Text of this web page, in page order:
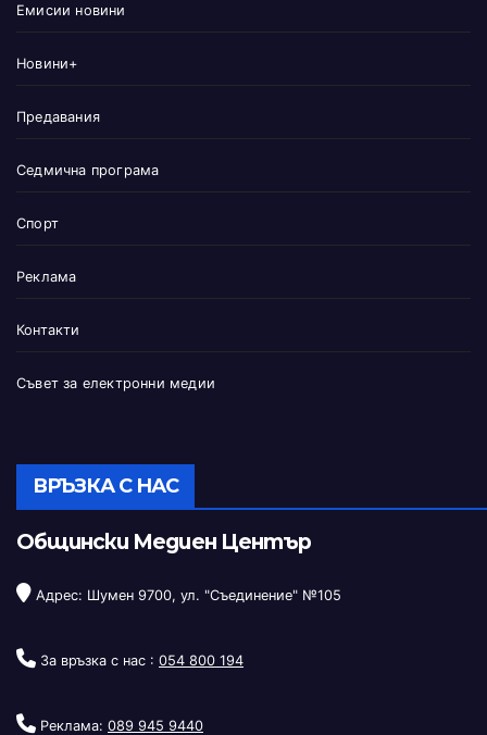
Емисии новини
Новини+
Предавания
Седмична програма
Спорт
Реклама
Контакти
Съвет за електронни медии
ВРЪЗКА С НАС
Общински Медиен Център
Адрес: Шумен 9700, ул. "Съединение" №105
За връзка с нас : 054 800 194
Реклама: 089 945 9440